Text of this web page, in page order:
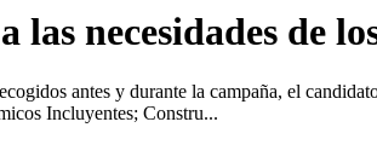
las necesidades de
antes y durante la campaña, el
Incluyentes; Constru...